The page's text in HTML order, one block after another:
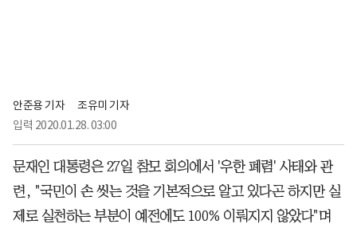
안준용 기자
조유미 기자
입력 2020.01.28. 03:00
문재인 대통령은 27일 참모 회의에서 '우한 폐렴' 사태와 관
련, "국민이 손 씻는 것을 기본적으로 알고 있다곤 하지만 실
제로 실천하는 부분이 예전에도 100% 이뤄지지 않았다"며